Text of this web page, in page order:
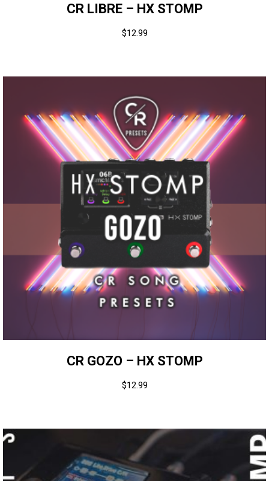
CR LIBRE – HX STOMP
$12.99
CR GOZO – HX STOMP
$12.99